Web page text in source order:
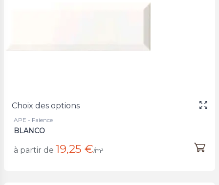
Choix des options
APE - Faience
BLANCO
à partir de 19,25 €/m²